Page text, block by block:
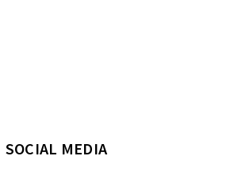
SOCIAL MEDIA